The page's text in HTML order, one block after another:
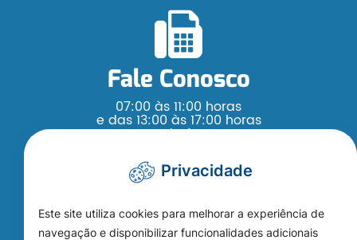
Fale Conosco
07:00 às 11:00 horas
e das 13:00 às 17:00 horas
Segunda à Sexta
(65) 3376 - 4200
Privacidade
Este site utiliza cookies para melhorar a experiência de
navegação e disponibilizar funcionalidades adicionais